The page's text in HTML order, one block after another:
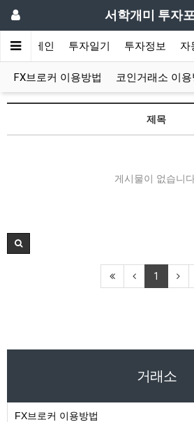
서학개미 투자
메인 투자일기 투자정보 자
FX브로커 이용방법 코인거래소 이용
제목
게시물이 없습니
1
거래소
FX브로커 이용방법